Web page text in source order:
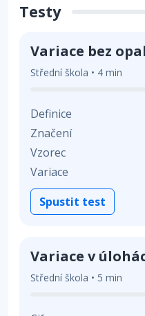
Testy
Variace bez
Střední škola • 4 min
Definice
Značení
Vzorec
Variace
Spustit test
Variace v
Střední škola • 5 min